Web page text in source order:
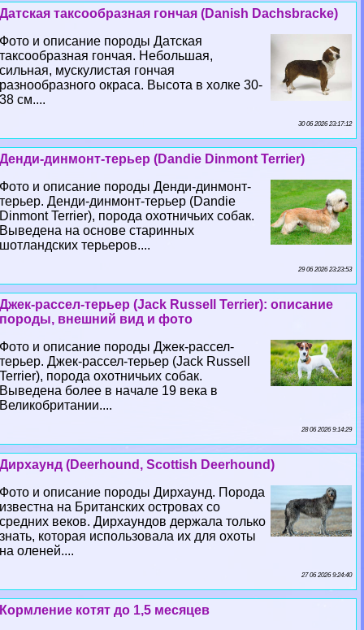
Датская таксообразная гончая (Danish Dachsbracke)
Фото и описание породы Датская
таксообразная гончая. Небольшая,
сильная, мускулистая гончая
разнообразного окраса. Высота в холке 30-
38 см....
30 06 2026 23:17:12
Денди-динмонт-терьер (Dandie Dinmont Terrier)
Фото и описание породы Денди-динмонт-
терьер. Денди-динмонт-терьер (Dandie
Dinmont Terrier), порода охотничьих собак.
Выведена на основе старинных
шотландских терьеров....
29 06 2026 23:23:53
Джек-рассел-терьер (Jack Russell Terrier): описание
породы, внешний вид и фото
Фото и описание породы Джек-рассел-
терьер. Джек-рассел-терьер (Jack Russell
Terrier), порода охотничьих собак.
Выведена более в начале 19 века в
Великобритании....
28 06 2026 9:14:29
Дирхаунд (Deerhound, Scottish Deerhound)
Фото и описание породы Дирхаунд. Порода
известна на Британских островах со
средних веков. Дирхаундов держала только
знать, которая использовала их для охоты
на оленей....
27 06 2026 9:24:40
Кормление котят до 1,5 месяцев